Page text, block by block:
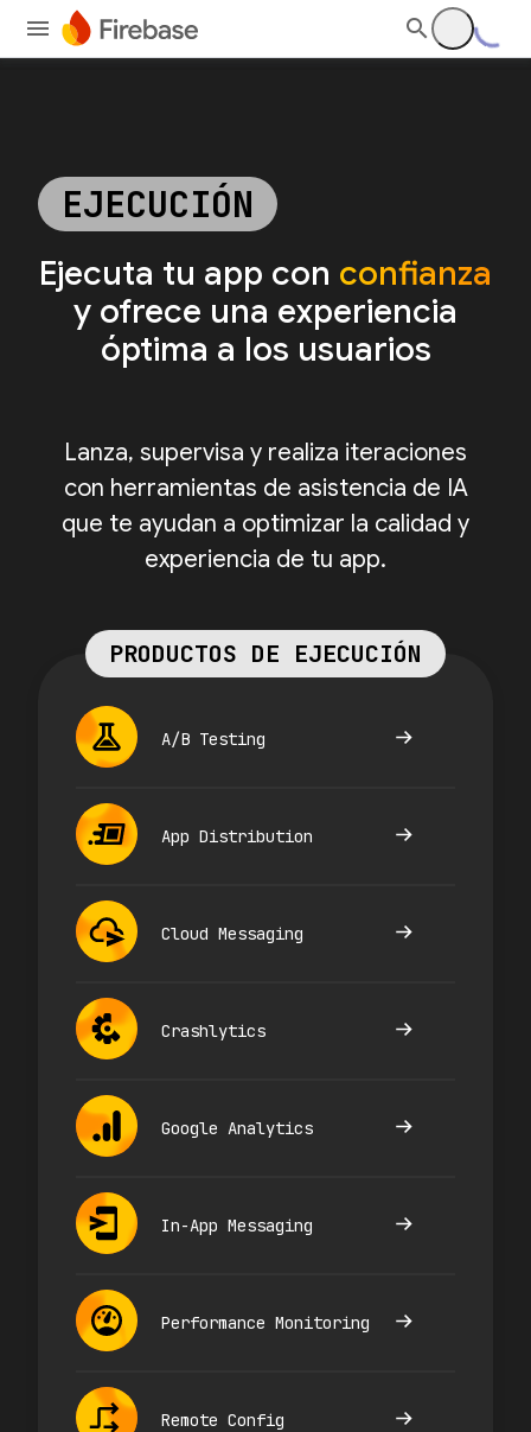
EJECUCIÓN
Ejecuta tu app con confianza
y ofrece una experiencia
óptima a los usuarios
Lanza, supervisa y realiza iteraciones
con herramientas de asistencia de IA
que te ayudan a optimizar la calidad y
experiencia de tu app.
PRODUCTOS DE EJECUCIÓN
A/B Testing
App Distribution
Cloud Messaging
Crashlytics
Google Analytics
In-App Messaging
Performance Monitoring
Remote Config